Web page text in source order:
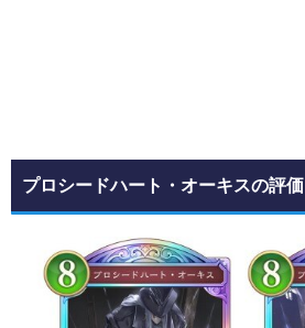
プロシードハート・オーキスの評価